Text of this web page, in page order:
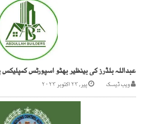
عبداللہ بلڈرز کی بینظیر بھٹو اسپورٹس
ویب ڈیسک پیر, ۲۳ اکتوبر ۲۰۲۳